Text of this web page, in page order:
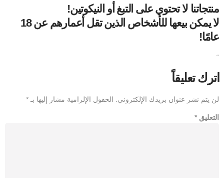
منتجاتنا لا تحتوي على التبغ أو النيكوتين!
لا يمكن بيعها للأشخاص الذين تقل أعمارهم عن 18
عامًا!
“
اترك تعليقاً
لن يتم نشر عنوان بريدك الإلكتروني. الحقول الإلزامية مشار إليها بـ *
التعليق *